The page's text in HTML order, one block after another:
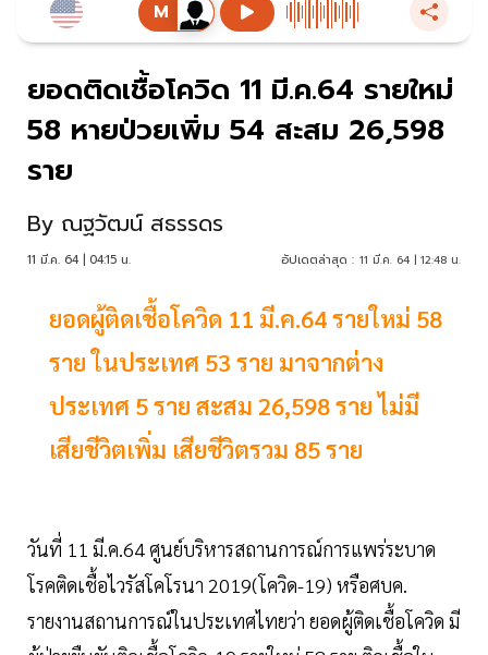
ยอดติดเชื้อโควิด 11 มี.ค.64 รายใหม่
58 หายป่วยเพิ่ม 54 สะสม 26,598
ราย
By ณฐวัฒน์ สธรรดร
11 มี.ค. 64 | 04:15 น. อัปเดตล่าสุด : 11 มี.ค. 64 | 12:48 น.
ยอดผู้ติดเชื้อโควิด 11 มี.ค.64 รายใหม่ 58
ราย ในประเทศ 53 ราย มาจากต่าง
ประเทศ 5 ราย สะสม 26,598 ราย ไม่มี
เสียชีวิตเพิ่ม เสียชีวิตรวม 85 ราย
วันที่ 11 มี.ค.64 ศูนย์บริหารสถานการณ์การแพร่ระบาด
โรคติดเชื้อไวรัสโคโรนา 2019(โควิด-19) หรือศบค.
รายงานสถานการณ์ในประเทศไทยว่า ยอดผู้ติดเชื้อโควิด มี